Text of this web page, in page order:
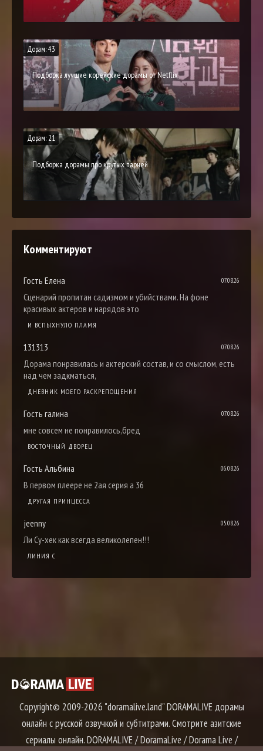
Дорам: 43
Подборка лучшие корейские дорамы от Netflix
Дорам: 21
Подборка дорамы про крутых парней
Комментируют
Гость Елена 07.08.26
Сценарий пропитан садизмом и убийствами. На фоне
красивых актеров и нарядов это
И ВСПЫХНУЛО ПЛАМЯ
131313 07.08.26
Дорама понравилась и актерский состав, и со смыслом, есть
над чем задкматься,
ДНЕВНИК МОЕГО РАСКРЕПОЩЕНИЯ
Гость галина 07.08.26
мне совсем не понравилось,бред
ВОСТОЧНЫЙ ДВОРЕЦ
Гость Альбина 06.08.26
В первом плеере не 2ая серия а 36
ДРУГАЯ ПРИНЦЕССА
jeenny 05.08.26
Ли Су-хек как всегда великолепен!!!
ЛИНИЯ С
Copyright© 2009-2026 "doramalive.land" DORAMALIVE дорамы
онлайн с русской озвучкой и субтитрами. Смотрите азитские
сериалы онлайн. DORAMALIVE / DoramaLive / Dorama Live /